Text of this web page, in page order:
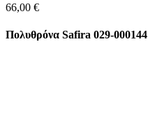
66,00 €
Πολυθρόνα Safira 029-000144